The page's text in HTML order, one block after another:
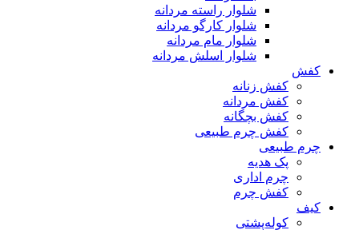
شلوار راسته مردانه
شلوار کارگو مردانه
شلوار مام مردانه
شلوار اسلش مردانه
کفش
کفش زنانه
کفش مردانه
کفش بچگانه
کفش چرم طبیعی
چرم طبیعی
پک هدیه
چرم اداری
کفش چرم
کیف
کوله‌پشتی